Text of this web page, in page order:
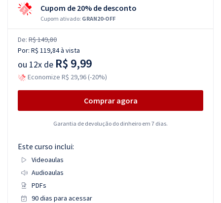
Cupom de 20% de desconto
Cupom ativado: GRAN20-OFF
De: R$ 149,80
Por: R$ 119,84à vista
ou 12x de R$ 9,99
Economize R$ 29,96 (-20%)
Comprar agora
Garantia de devolução do dinheiro em 7 dias.
Este curso inclui:
Videoaulas
Audioaulas
PDFs
90 dias para acessar